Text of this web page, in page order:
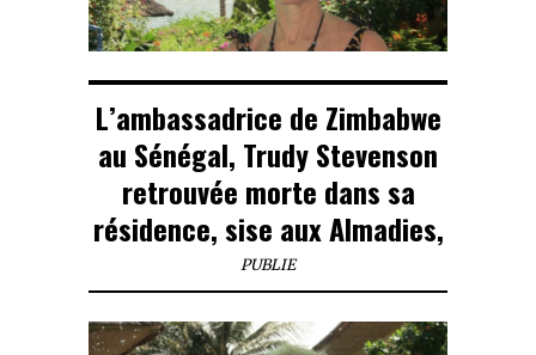
L’ambassadrice de Zimbabwe
au Sénégal, Trudy Stevenson
retrouvée morte dans sa
résidence, sise aux Almadies,
PUBLIE